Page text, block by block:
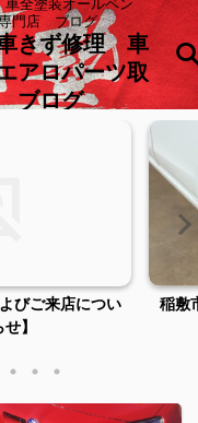
専門店 ブログ
きず修理 車
ロパーツ取
ブログ
来店につい
稲敷市